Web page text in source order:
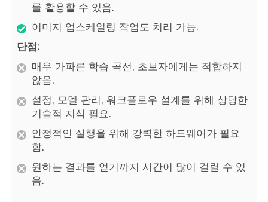
를 활용할 수 있음.
이미지 업스케일링 작업도 처리 가능.
단점:
매우 가파른 학습 곡선, 초보자에게는 적합하지
않음.
설정, 모델 관리, 워크플로우 설계를 위해 상당한
기술적 지식 필요.
안정적인 실행을 위해 강력한 하드웨어가 필요
함.
원하는 결과를 얻기까지 시간이 많이 걸릴 수 있
음.